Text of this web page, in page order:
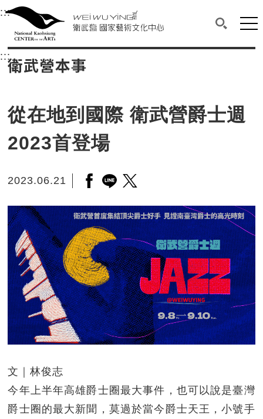
衛武營國家藝術文化中心
中央內容區塊，為本頁主要內容區。
:::選單連結區塊，此區塊列有本網站主要連結。
衛武營國家藝術文化中心
搜尋(開
網
:::中央內容區塊，為本頁主要內容區。
衛武營本事
從在地到國際 衛武營爵士週
2023首登場
2023.06.21 另開新視窗分享至facebook
另開新視窗分享至line
另開新視窗分享至twitter
文｜林俊志
今年上半年高雄爵士圈最大事件，也可以說是臺灣
爵士圈的最大新聞，莫過於當今爵士天王，小號手